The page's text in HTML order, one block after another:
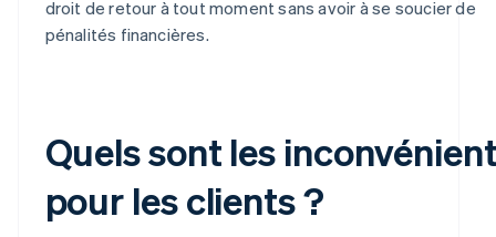
droit de retour à tout moment sans avoir à se soucier de
pénalités financières.
Quels sont les
pour les clients ?